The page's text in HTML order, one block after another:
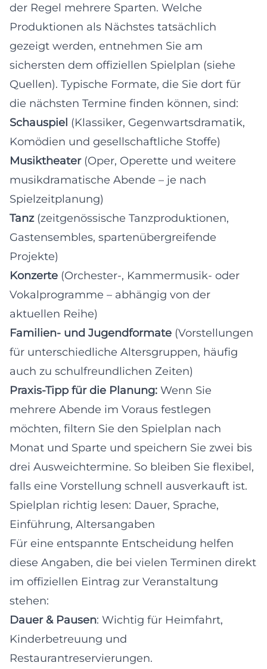
der Regel mehrere Sparten. Welche
Produktionen als Nächstes tatsächlich
gezeigt werden, entnehmen Sie am
sichersten dem offiziellen Spielplan (siehe
Quellen). Typische Formate, die Sie dort für
die nächsten Termine finden können, sind:
Schauspiel (Klassiker, Gegenwartsdramatik,
Komödien und gesellschaftliche Stoffe)
Musiktheater(Oper, Operette und weitere
musikdramatische Abende – je nach
Spielzeitplanung)
Tanz(zeitgenössische Tanzproduktionen,
Gastensembles, spartenübergreifende
Projekte)
Konzerte (Orchester-, Kammermusik- oder
Vokalprogramme – abhängig von der
aktuellen Reihe)
Familien- und Jugendformate (Vorstellungen
für unterschiedliche Altersgruppen, häufig
auch zu schulfreundlichen Zeiten)
Praxis-Tipp für die Planung: Wenn Sie
mehrere Abende im Voraus festlegen
möchten, filtern Sie den Spielplan nach
Monat und Sparte und speichern Sie zwei bis
drei Ausweichtermine. So bleiben Sie flexibel,
falls eine Vorstellung schnell ausverkauft ist.
Spielplan richtig lesen: Dauer, Sprache,
Einführung, Altersangaben
Für eine entspannte Entscheidung helfen
diese Angaben, die bei vielen Terminen direkt
im offiziellen Eintrag zur Veranstaltung
stehen:
Dauer & Pausen: Wichtig für Heimfahrt,
Kinderbetreuung und
Restaurantreservierungen.